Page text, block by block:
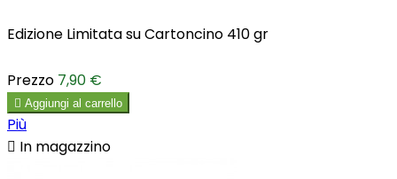
Edizione Limitata su Cartoncino 410 gr
Prezzo 7,90 €
 Aggiungi al carrello
Più
 In magazzino